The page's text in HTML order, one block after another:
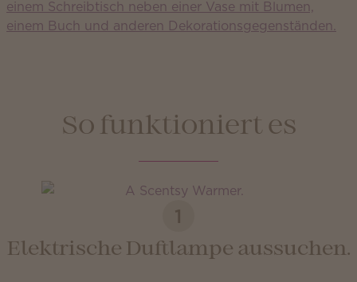
So funktioniert es
1
Elektrische Duftlampe aussuchen.